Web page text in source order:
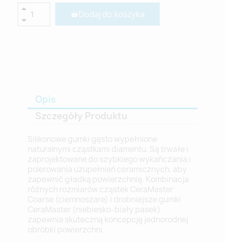
Dodaj do koszyka
Opis
Szczegóły Produktu
Silikonowe gumki gęsto wypełnione
naturalnymi cząstkami diamentu. Są trwałe i
zaprojektowane do szybkiego wykańczania i
polerowania uzupełnień ceramicznych, aby
zapewnić gładką powierzchnię. Kombinacja
różnych rozmiarów cząstek CeraMaster
Coarse (ciemnoszare) i drobniejsze gumki
CeraMaster (niebiesko-biały pasek)
zapewnia skuteczną koncepcję jednorodnej
obróbki powierzchni.